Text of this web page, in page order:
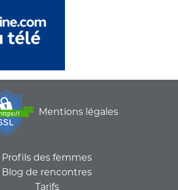
Mentions légales
Profils des femmes
Blog de rencontres
Tarifs